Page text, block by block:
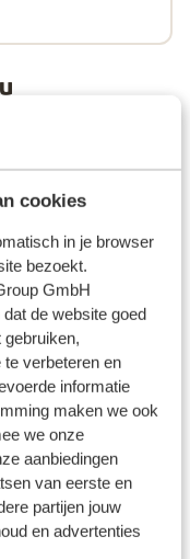
cookies
in je browser
bezoekt.
GmbH
de website goed
gebruiken,
verbeteren en
informatie
maken we ook
we onze
aanbiedingen
van eerste en
partijen jouw
en advertenties
Fantastisch